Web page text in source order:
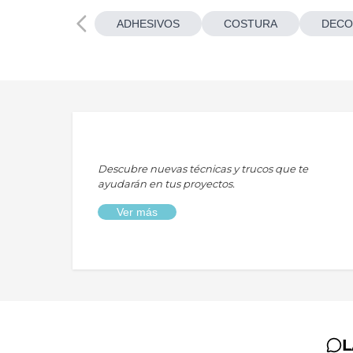
ADHESIVOS COSTURA
Descubre nuevas técnicas y trucos que te
ayudarán en tus proyectos.
Ver más